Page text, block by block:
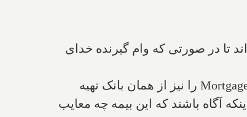
تا در صورتی که وام گیرنده خدای
بسیاری از هموطنانی که از بانک‌هایی نظیر TD یا RBC وام گرفته‌اند، بیمه عمر وام مسکن Mortgage Life Insurance را نیز از همان بانک تهیه
آگاه باشند که این بیمه چه معایب